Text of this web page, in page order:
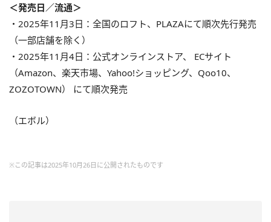
＜発売日／流通＞
・2025年11月3日：全国のロフト、PLAZAにて順次先行発売
（一部店舗を除く）
・2025年11月4日：公式オンラインストア、 ECサイト
（Amazon、楽天市場、Yahoo!ショッピング、Qoo10、
ZOZOTOWN） にて順次発売
（エボル）
※この記事は2025年10月26日に公開されたものです